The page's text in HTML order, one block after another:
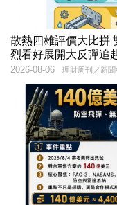
散熱四雄評價大比拼
烈看好展開大反彈追
理財周刊／新聞
2026-08-06